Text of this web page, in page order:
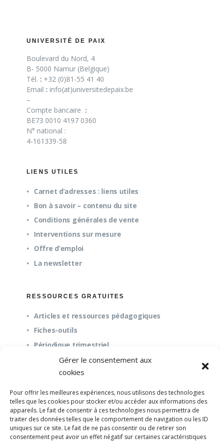
Gérer le consentement aux
cookies
Pour offrir les meilleures expériences, nous utilisons des technologies
telles que les cookies pour stocker et/ou accéder aux informations des
appareils. Le fait de consentir à ces technologies nous permettra de
traiter des données telles que le comportement de navigation ou les ID
uniques sur ce site. Le fait de ne pas consentir ou de retirer son
consentement peut avoir un effet négatif sur certaines caractéristiques
UNIVERSITÉ DE PAIX
Boulevard du Nord, 4
B- 5000 Namur (Belgique)
Tél. : +32 (0)81-55 41 40
Email : info(at)universitedepaix.be
–
Compte bancaire :
BE73 0010 4197 0360
N° national :
4-161339-58
LIENS UTILES
Carnet d’adresses : liens utiles
Bon à savoir – contenu du site
Conditions générales de vente
Interventions sur mesure
Offre d’emploi
La newsletter
RESSOURCES GRATUITES
Articles et ressources pédagogiques
Fiches-outils
Périodique trimestriel
À propos
Questions fréquentes (FAQ)
Mission et pédagogie